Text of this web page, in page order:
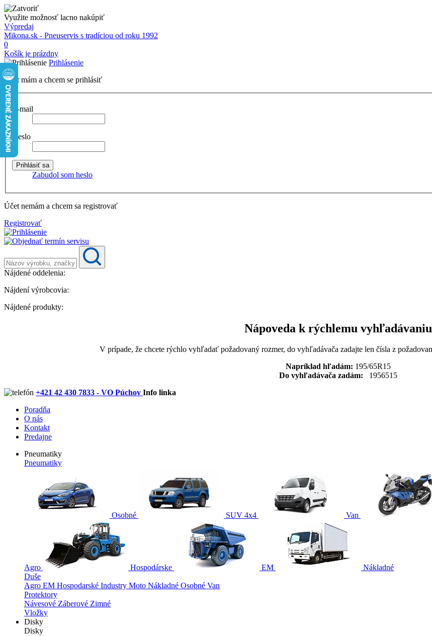
Využite možnosť lacno nakúpiť
Výpredaj
Mikona.sk - Pneuservis s tradíciou od roku 1992
0
Košík je prázdny
Prihlásenie
Účet mám a chcem se prihlásiť
E-mail
Heslo
Zabudol som heslo
Účet nemám a chcem sa registrovať
Registrovať
Nájdené oddelenia:
Nájdení výrobcovia:
Nájdené produkty:
Nápoveda k rýchlemu vyhľadávaniu
V prípade, že chcete rýchlo vyhľadať požadovaný rozmer, do vyhľadávača zadajte len čísla z
Napríklad hľadám: 195/65R15
Do vyhľadávača zadám: 1956515
+421 42 430 7833 - VO Púchov Info linka
Poradňa
O nás
Kontakt
Predajne
Pneumatiky
Pneumatiky
Osobné SUV 4x4 Van
Agro Hospodárske EM
Nákladné
Duše
Agro EM Hospodarské Industry Moto Nákladné Osobné Van
Protektory
Návesové Záberové Zimné
Vložky
Disky
Disky